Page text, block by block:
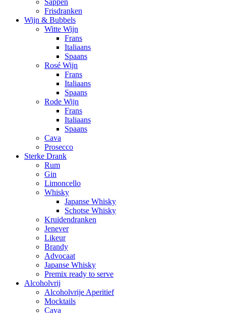
Sappen
Frisdranken
Wijn & Bubbels
Witte Wijn
Frans
Italiaans
Spaans
Rosé Wijn
Frans
Italiaans
Spaans
Rode Wijn
Frans
Italiaans
Spaans
Cava
Prosecco
Sterke Drank
Rum
Gin
Limoncello
Whisky
Japanse Whisky
Schotse Whisky
Kruidendranken
Jenever
Likeur
Brandy
Advocaat
Japanse Whisky
Premix ready to serve
Alcoholvrij
Alcoholvrije Aperitief
Mocktails
Cava